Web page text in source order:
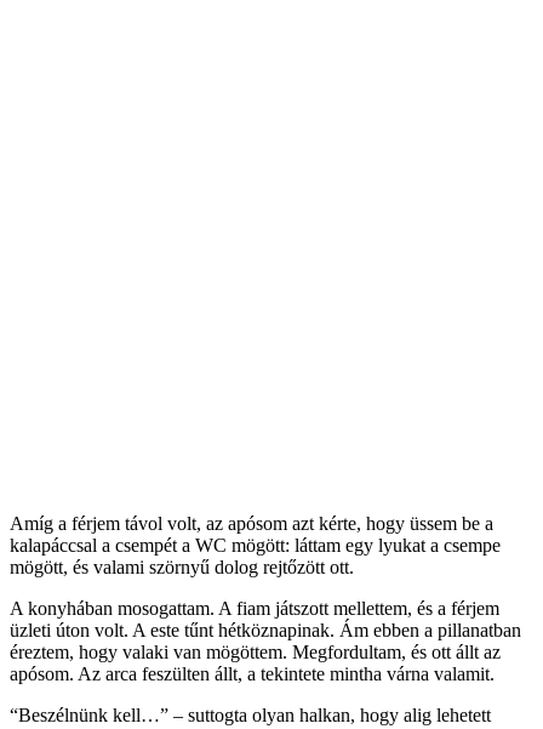
Amíg a férjem távol volt, az apósom azt kérte, hogy üssem be a
kalapáccsal a csempét a WC mögött: láttam egy lyukat a csempe
mögött, és valami szörnyű dolog rejtőzött ott.
A konyhában mosogattam. A fiam játszott mellettem, és a férjem
üzleti úton volt. A este tűnt hétköznapinak. Ám ebben a pillanatban
éreztem, hogy valaki van mögöttem. Megfordultam, és ott állt az
apósom. Az arca feszülten állt, a tekintete mintha várna valamit.
“Beszélnünk kell…” – suttogta olyan halkan, hogy alig lehetett